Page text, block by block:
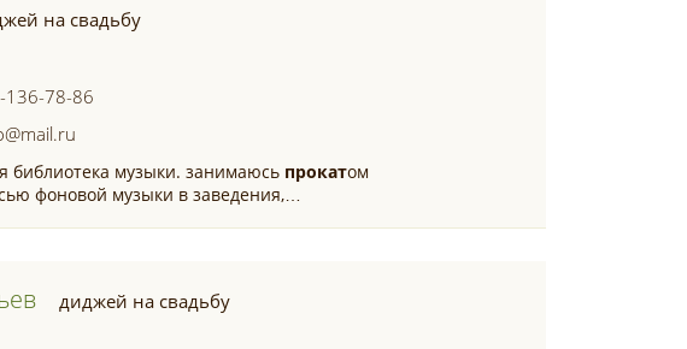
на свадьбу
136-78-86
библиотека музыки. занимаюсь прокатом
фоновой музыки в заведения,…
диджей на свадьбу